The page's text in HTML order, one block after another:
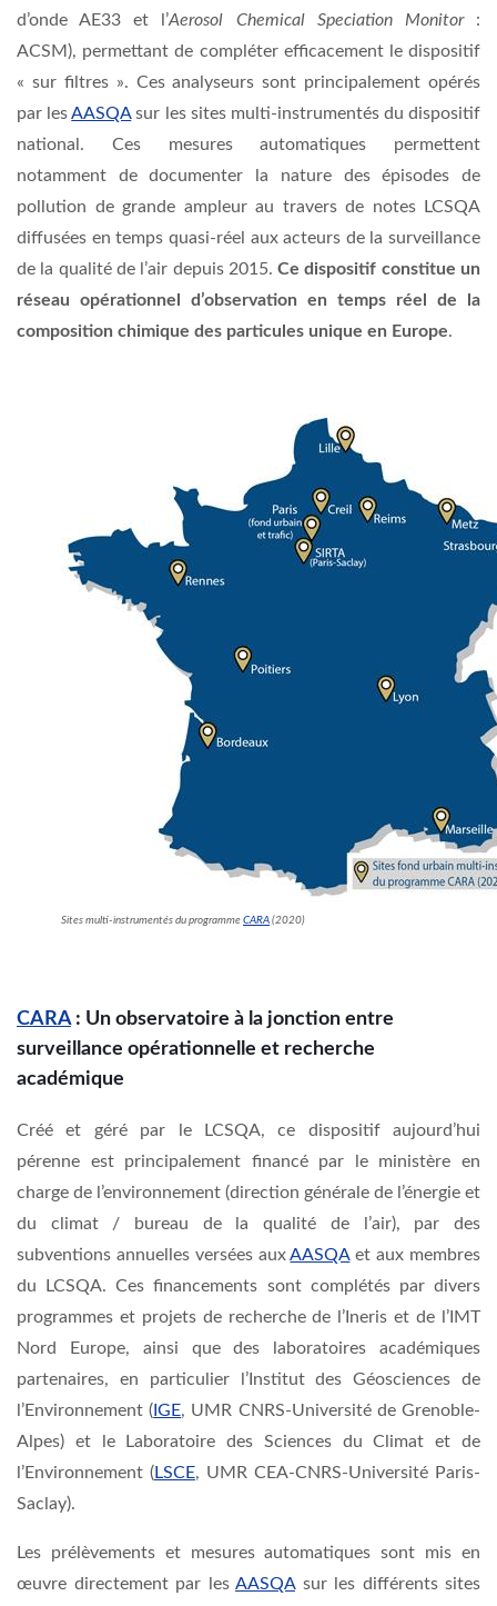
d’onde AE33 et l’Aerosol Chemical Speciation Monitor:
ACSM), permettant de compléter efficacement le dispositif
« sur filtres ». Ces analyseurs sont principalement opérés
par lesAASQAsur les sites multi-instrumentés du dispositif
national. Ces mesures automatiques permettent
notamment de documenter la nature des épisodes de
pollution de grande ampleur au travers de notes LCSQA
diffusées en temps quasi-réel aux acteurs de la surveillance
de la qualité de l’air depuis 2015.Ce dispositif constitue un
réseau opérationnel d’observation en temps réel de la
composition chimique des particules unique en Europe.
Sites multi-instrumentés du programme CARA (2020)
CARA: Un observatoire à la jonction entre
surveillance opérationnelle et recherche
académique
Créé et géré par le LCSQA, ce dispositif aujourd’hui
pérenne est principalement financé par le ministère en
charge de l’environnement (direction générale de l’énergie et
du climat / bureau de la qualité de l’air), par des
subventions annuelles versées auxAASQAet aux membres
du LCSQA. Ces financements sont complétés par divers
programmes et projets de recherche de l’Ineris et de l’IMT
Nord Europe, ainsi que des laboratoires académiques
partenaires, en particulier l’Institut des Géosciences de
l’Environnement ( IGE, UMR CNRS-Université de Grenoble-
Alpes) et le Laboratoire des Sciences du Climat et de
l’Environnement (LSCE, UMR CEA-CNRS-Université Paris-
Saclay).
Les prélèvements et mesures automatiques sont mis en
œuvre directement par les AASQAsur les différents sites